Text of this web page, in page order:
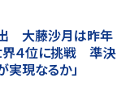
出 大藤沙月は昨年
界４位に挑戦 準決
現なるか」